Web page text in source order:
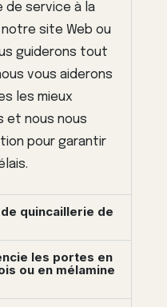
service à la
site Web ou
guiderons tout
vous aiderons
les mieux
et nous nous
pour garantir
quincaillerie de
les portes en
ou en mélamine